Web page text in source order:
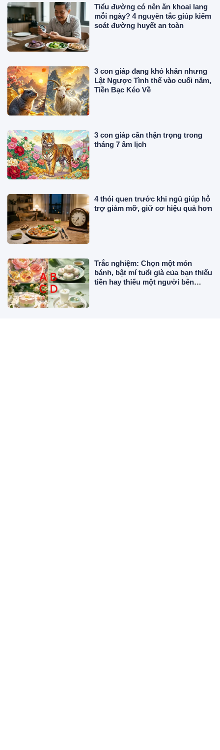
Tiểu đường có nên ăn khoai lang
mỗi ngày? 4 nguyên tắc giúp kiểm
soát đường huyết an toàn
3 con giáp đang khó khăn nhưng
Lật Ngược Tình thế vào cuối năm,
Tiền Bạc Kéo Về
3 con giáp cần thận trọng trong
tháng 7 âm lịch
4 thói quen trước khi ngủ giúp hỗ
trợ giảm mỡ, giữ cơ hiệu quả hơn
Trắc nghiệm: Chọn một món
bánh, bật mí tuổi già của bạn thiếu
tiền hay thiếu một người bên